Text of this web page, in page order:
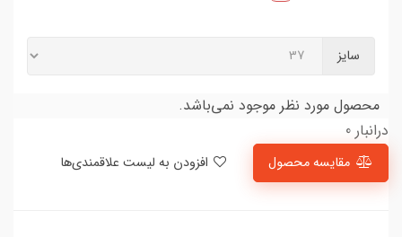
سایز
محصول مورد نظر موجود نمی‌باشد.
درانبار 0
مقایسه محصول